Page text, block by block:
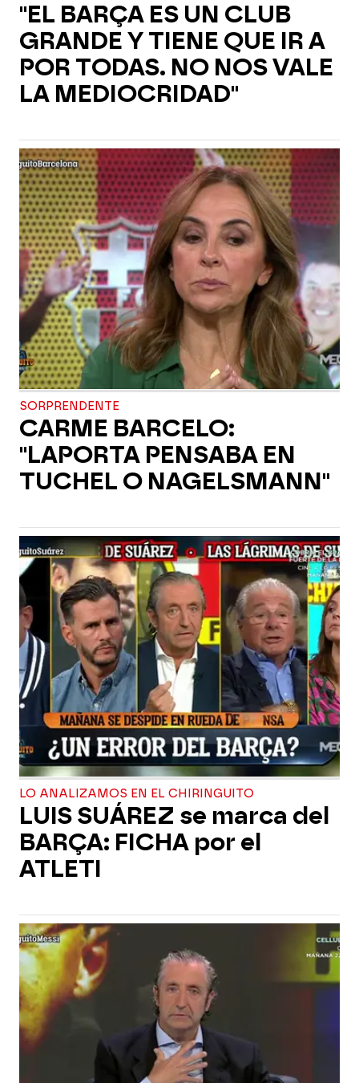
"EL BARÇA ES UN CLUB
GRANDE Y TIENE QUE IR A
POR TODAS. NO NOS VALE
LA MEDIOCRIDAD"
SORPRENDENTE
CARME BARCELO:
"LAPORTA PENSABA EN
TUCHEL O NAGELSMANN"
LO ANALIZAMOS EN EL CHIRINGUITO
LUIS SUÁREZ se marca del
BARÇA: FICHA por el
ATLETI